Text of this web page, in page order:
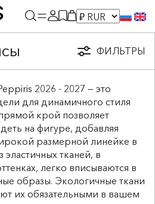
ФИЛЬТРЫ
2026 - 2027 — это
для динамичного стиля
крой позволяет
на фигуре, добавляя
размерной линейке в
тканей, в
легко вписываются в
образы. Экологичные ткани
их обязательными в вашем